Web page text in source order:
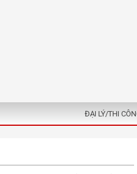
ĐẠI LÝ/THI